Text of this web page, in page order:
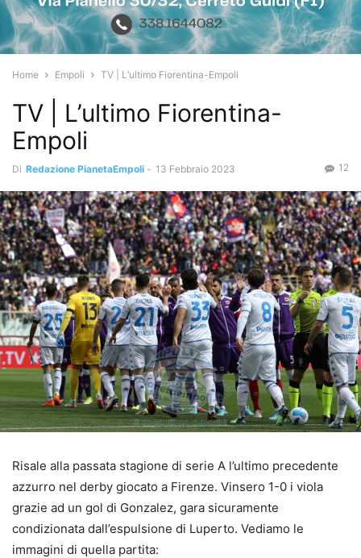
Home Empoli TV | L’ultimo Fiorentina-Empoli
TV | L’ultimo Fiorentina-
Empoli
Di Redazione PianetaEmpoli - 13 Febbraio 2023 12
Risale alla passata stagione di serie A l’ultimo precedente
azzurro nel derby giocato a Firenze. Vinsero 1-0 i viola
grazie ad un gol di Gonzalez, gara sicuramente
condizionata dall’espulsione di Luperto. Vediamo le
immagini di quella partita: